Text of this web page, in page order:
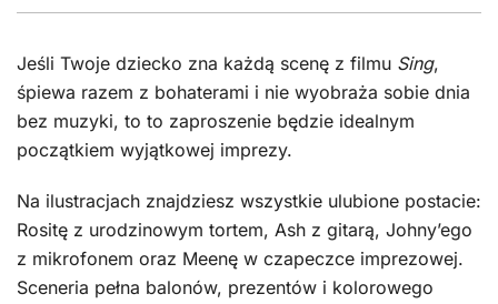
Jeśli Twoje dziecko zna każdą scenę z filmu Sing,
śpiewa razem z bohaterami i nie wyobraża sobie dnia
bez muzyki, to to zaproszenie będzie idealnym
początkiem wyjątkowej imprezy.
Na ilustracjach znajdziesz wszystkie ulubione postacie:
Rositę z urodzinowym tortem, Ash z gitarą, Johny’ego
z mikrofonem oraz Meenę w czapeczce imprezowej.
Sceneria pełna balonów, prezentów i kolorowego